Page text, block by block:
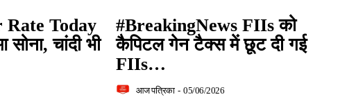
Rate Today
चांदी भी
#BreakingNews FIIs को
कैपिटल गेन टैक्स में छूट दी गई
FIIs…
आज पत्रिका - 05/06/2026